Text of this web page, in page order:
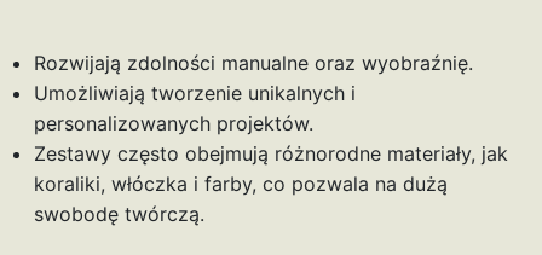
Rozwijają zdolności manualne oraz wyobraźnię.
Umożliwiają tworzenie unikalnych i
personalizowanych projektów.
Zestawy często obejmują różnorodne materiały, jak
koraliki, włóczka i farby, co pozwala na dużą
swobodę twórczą.